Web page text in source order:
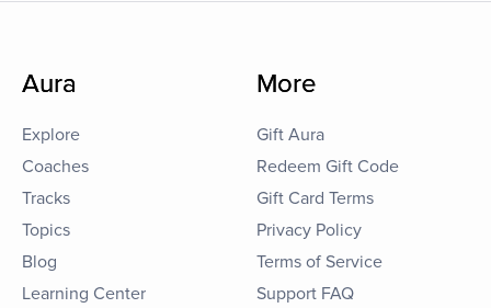
Aura
Explore
Coaches
Tracks
Topics
Blog
Learning Center
More
Gift Aura
Redeem Gift Code
Gift Card Terms
Privacy Policy
Terms of Service
Support FAQ